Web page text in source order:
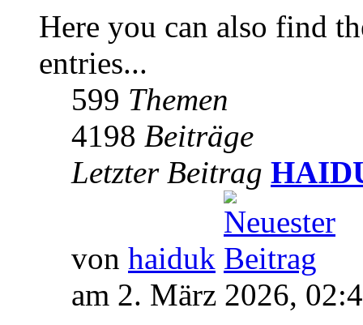
Here you can also find
entries...
599 Themen
4198 Beiträge
Letzter Beitrag
von haiduk
am 2. März 2026,